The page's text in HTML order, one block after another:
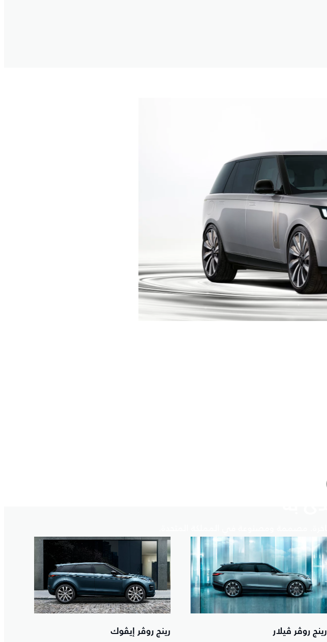
رينج روڤر ڤيلار رينج روڤر إيڤوك